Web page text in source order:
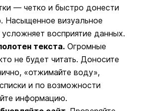
— четко и быстро донести
Насыщенное визуальное
восприятие данных.
текста. Огромные
не будет читать. Доносите
«отжимайте воду»,
и по возможности
информацию.